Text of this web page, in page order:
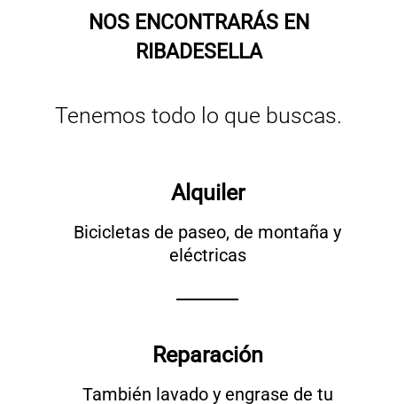
NOS ENCONTRARÁS EN
RIBADESELLA
Tenemos todo lo que buscas.
Alquiler
Bicicletas de paseo, de montaña y
eléctricas
Reparación
También lavado y engrase de tu